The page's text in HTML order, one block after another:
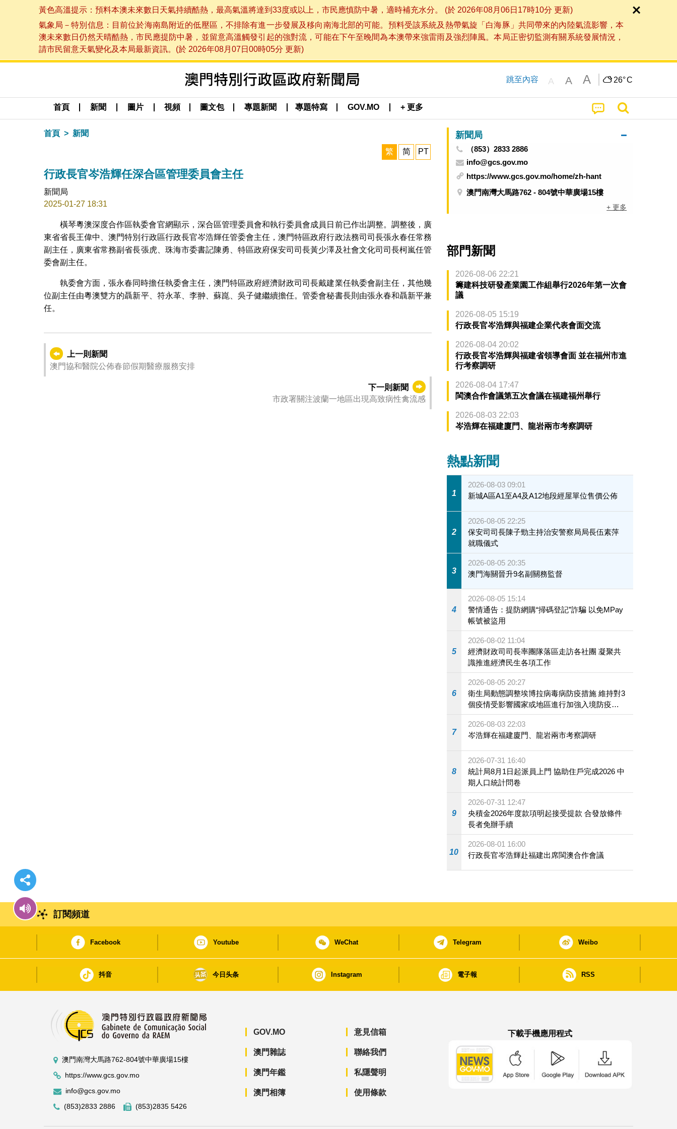
黃色高溫提示：預料本澳未來數日天氣持續酷熱，最高氣溫將達到33度或以上，市民應慎防中暑，適時補充水分。 (於 2026年08月06日17時10分 更新)
氣象局－特別信息：目前位於海南島附近的低壓區，不排除有進一步發展及移向南海北部的可能。預料受該系統及熱帶氣旋「白海豚」共同帶來的內陸氣流影響，本
澳未來數日仍然天晴酷熱，市民應提防中暑，並留意高溫觸發引起的強對流，可能在下午至晚間為本澳帶來強雷雨及強烈陣風。本局正密切監測有關系統發展情況，
請市民留意天氣變化及本局最新資訊。(於 2026年08月07日00時05分 更新)
跳至內容 A A A 26°C
首頁 新聞 圖片 視頻 圖文包 專題新聞 專題特寫 GOV.MO + 更多
首頁 新聞
繁 简 PT
行政長官岑浩輝任深合區管理委員會主任
新聞局
2025-01-27 18:31
橫琴粵澳深度合作區執委會官網顯示，深合區管理委員會和執行委員會成員日前已作出調整。調整後，廣
東省省長王偉中、澳門特別行政區行政長官岑浩輝任管委會主任，澳門特區政府行政法務司司長張永春任常務
副主任，廣東省常務副省長張虎、珠海市委書記陳勇、特區政府保安司司長黃少澤及社會文化司司長柯嵐任管
委會副主任。
執委會方面，張永春同時擔任執委會主任，澳門特區政府經濟財政司司長戴建業任執委會副主任，其他幾
位副主任由粵澳雙方的聶新平、符永革、李翀、蘇崑、吳子健繼續擔任。管委會秘書長則由張永春和聶新平兼
任。
上一則新聞
澳門協和醫院公佈春節假期醫療服務安排
下一則新聞
市政署關注波蘭一地區出現高致病性禽流感
新聞局
（853）2833 2886
info@gcs.gov.mo
https://www.gcs.gov.mo/home/zh-hant
澳門南灣大馬路762 - 804號中華廣場15樓
+ 更多
部門新聞
2026-08-06 22:21
籌建科技研發產業園工作組舉行2026年第一次會
議
2026-08-05 15:19
行政長官岑浩輝與福建企業代表會面交流
2026-08-04 20:02
行政長官岑浩輝與福建省領導會面 並在福州市進
行考察調研
2026-08-04 17:47
閩澳合作會議第五次會議在福建福州舉行
2026-08-03 22:03
岑浩輝在福建廈門、龍岩兩市考察調研
熱點新聞
1
2026-08-03 09:01
新城A區A1至A4及A12地段經屋單位售價公佈
2
2026-08-05 22:25
保安司司長陳子勁主持治安警察局局長伍素萍
就職儀式
3
2026-08-05 20:35
澳門海關晉升9名副關務監督
4
2026-08-05 15:14
警情通告：提防網購“掃碼登記”詐騙 以免MPay
帳號被盜用
5
2026-08-02 11:04
經濟財政司司長率團隊落區走訪各社團 凝聚共
識推進經濟民生各項工作
6
2026-08-05 20:27
衛生局動態調整埃博拉病毒病防疫措施 維持對3
個疫情受影響國家或地區進行加強入境防疫措
施
7
2026-08-03 22:03
岑浩輝在福建廈門、龍岩兩市考察調研
8
2026-07-31 16:40
統計局8月1日起派員上門 協助住戶完成2026 中
期人口統計問卷
9
2026-07-31 12:47
央積金2026年度款項明起接受提款 合發放條件
長者免辦手續
10
2026-08-01 16:00
行政長官岑浩輝赴福建出席閩澳合作會議
訂閱頻道
Facebook Youtube WeChat Telegram Weibo
抖音 今日头条 Instagram 電子報 RSS
澳門南灣大馬路762-804號中華廣場15樓
https://www.gcs.gov.mo
info@gcs.gov.mo
(853)2833 2886
(853)2835 5426
GOV.MO
澳門雜誌
澳門年鑑
澳門相簿
意見信箱
聯絡我們
私隱聲明
使用條款
下載手機應用程式